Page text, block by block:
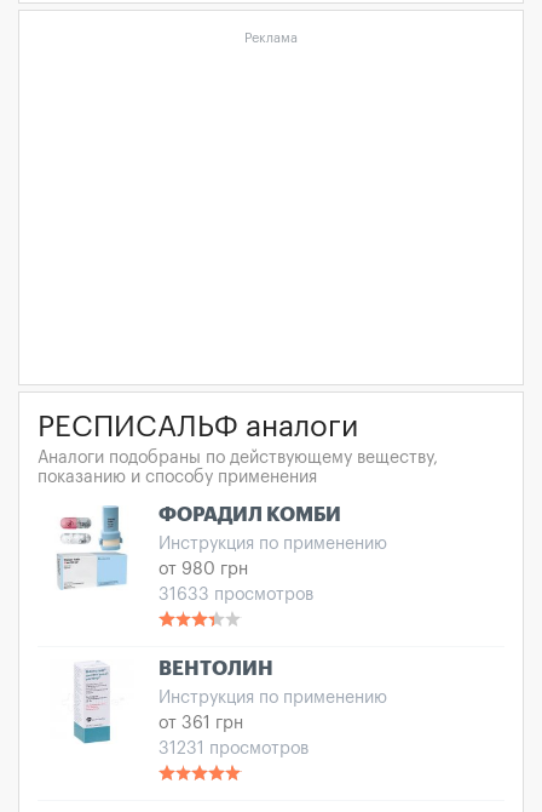
Реклама
РЕСПИСАЛЬФ аналоги
Аналоги подобраны по действующему веществу,
показанию и способу применения
ФОРАДИЛ КОМБИ
Инструкция по применению
от 980 грн
31633 просмотров
ВЕНТОЛИН
Инструкция по применению
от 361 грн
31231 просмотров